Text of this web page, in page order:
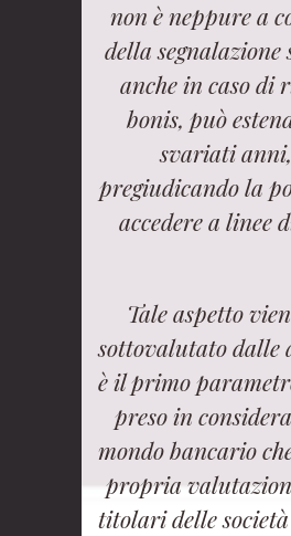
non è neppure a
della segnalazione
anche in caso di
bonis, può
svariati
pregiudicando la
accedere a linee
Tale aspetto
sottovalutato dalle
è il primo
preso in
mondo bancario
propria
titolari delle